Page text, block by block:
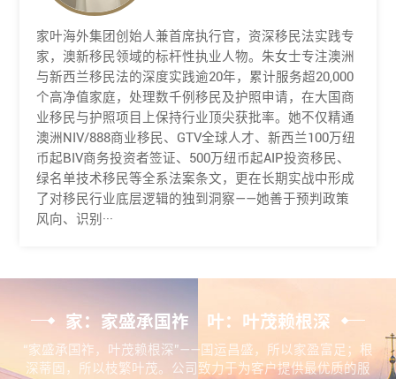
家叶海外集团创始人兼首席执行官，资深移民法实践专
家，澳新移民领域的标杆性执业人物。朱女士专注澳洲
与新西兰移民法的深度实践逾20年，累计服务超20,000
个高净值家庭，处理数千例移民及护照申请，在大国商
业移民与护照项目上保持行业顶尖获批率。她不仅精通
澳洲NIV/888商业移民、GTV全球人才、新西兰100万纽
币起BIV商务投资者签证、500万纽币起AIP投资移民、
绿名单技术移民等全系法案条文，更在长期实战中形成
了对移民行业底层逻辑的独到洞察——她善于预判政策
风向、识别···
家：家盛承国祚 叶：叶茂赖根深
“家盛承国祚，叶茂赖根深”——国运昌盛，所以家盈富足；根
深蒂固，所以枝繁叶茂。公司致力于为客户提供最优质的服